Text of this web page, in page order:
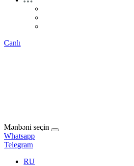
Canlı
Mənbəni seçin
Whatsapp
Telegram
RU